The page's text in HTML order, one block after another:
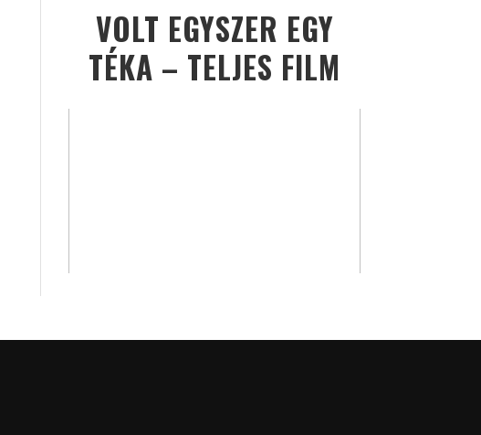
VOLT EGYSZER EGY
TÉKA – TELJES FILM